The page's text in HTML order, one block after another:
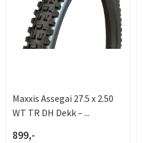
Maxxis Assegai 27.5 x 2.50
WT TR DH Dekk – ...
899,-